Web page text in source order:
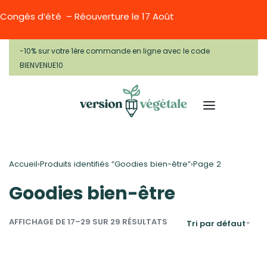
Congés d’été – Réouverture le 17 Août
-10% sur votre 1ère commande en ligne avec le code
BIENVENUE10
Accueil›Produits identifiés “Goodies bien-être”›Page 2
Goodies bien-être
AFFICHAGE DE 17–29 SUR 29 RÉSULTATS Tri par défaut